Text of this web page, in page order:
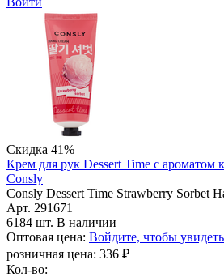
Скидка 41%
Крем для рук Dessert Time с ароматом
Consly
Consly Dessert Time Strawberry Sorbet
Арт. 291671
6184 шт. В наличии
Оптовая цена: Войдите, чтобы увидеть
розничная цена: 336 ₽
Кол-во: